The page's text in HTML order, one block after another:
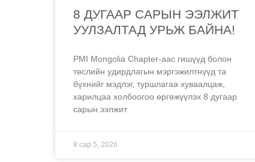
8 ДУГААР САРЫН ЭЭЛЖИТ
УУЛЗАЛТАД УРЬЖ БАЙНА!
PMI Mongolia Chapter-аас гишүүд болон
төслийн удирдлагын мэргэжилтнүүд та
бүхнийг мэдлэг, туршлагаа хуваалцаж,
харилцаа холбоогоо өргөжүүлэх 8 дугаар
сарын ээлжит
8 сар 5, 2026